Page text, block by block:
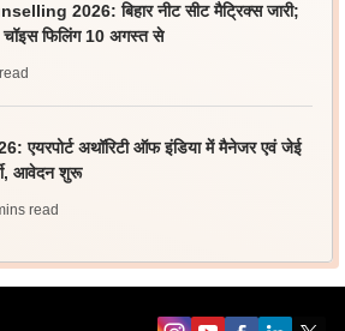
2026: बिहार नीट सीट मैट्रिक्स जारी;
फिलिंग 10 अगस्त से
अथॉरिटी ऑफ इंडिया में मैनेजर एवं जेई
आवेदन शुरू
read